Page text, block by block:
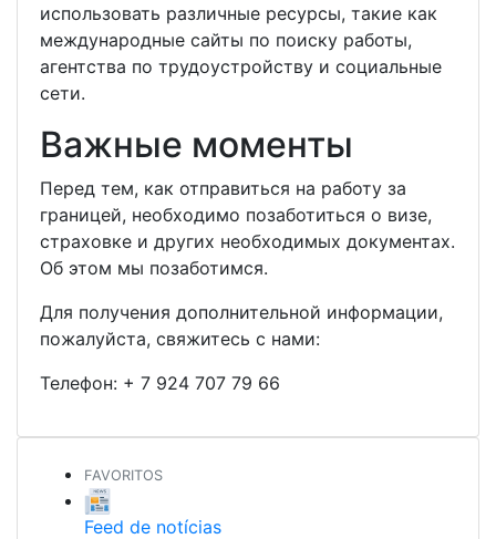
использовать различные ресурсы, такие как
международные сайты по поиску работы,
агентства по трудоустройству и социальные
сети.
Важные моменты
Перед тем, как отправиться на работу за
границей, необходимо позаботиться о визе,
страховке и других необходимых документах.
Об этом мы позаботимся.
Для получения дополнительной информации,
пожалуйста, свяжитесь с нами:
Телефон: + 7 924 707 79 66
FAVORITOS
Feed de notícias